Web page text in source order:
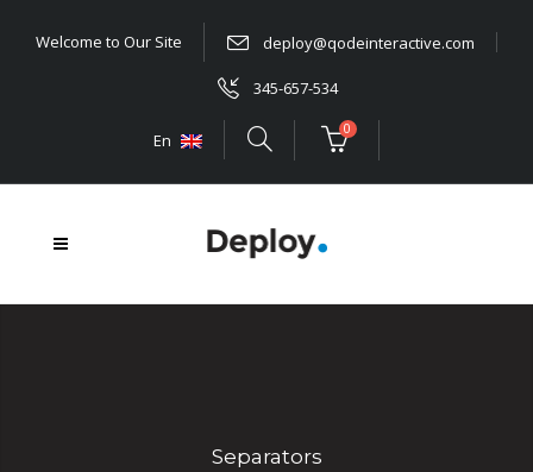
Welcome to Our Site deploy@qodeinteractive.com
345-657-534
En
0
Separators